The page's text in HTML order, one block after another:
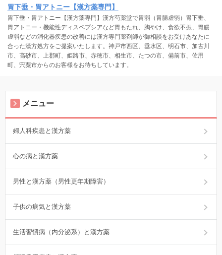
胃下垂・胃アトニー【漢方薬専門】
胃下垂・胃アトニー【漢方薬専門】漢方芍薬堂で胃弱（胃腸虚弱）胃下垂、
胃アトニー・機能性ディスペプシアなど胃もたれ、胸やけ、食欲不振、胃腸
虚弱などの消化器疾患の改善には漢方専門薬剤師が御相談をお受けあなたに
合った漢方処方をご提案いたします。神戸市西区、垂水区、明石市、加古川
市、高砂市、上郡町、姫路市、赤穂市、相生市、たつの市、備前市、佐用
町、宍粟市からのお客様をお待ちしています。
メニュー
婦人科疾患と漢方薬
心の病と漢方薬
男性と漢方薬（男性更年期障害）
子供の病気と漢方薬
生活習慣病（内分泌系）と漢方薬